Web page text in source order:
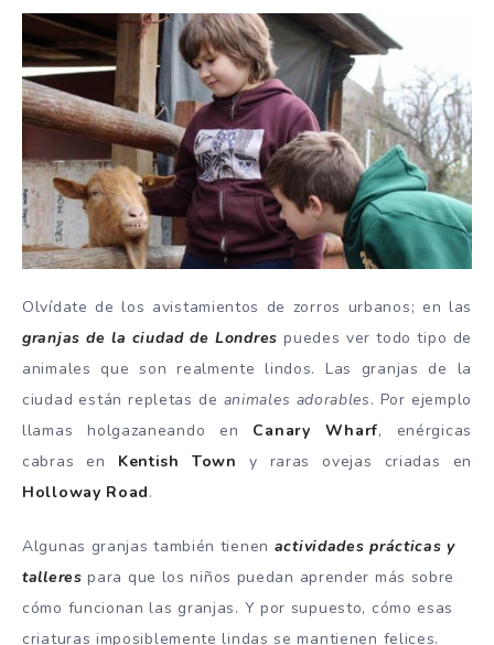
Olvídate de los avistamientos de zorros urbanos; en las
granjas de la ciudad de Londres puedes ver todo tipo de
animales que son realmente lindos. Las granjas de la
ciudad están repletas de animales adorables. Por ejemplo
llamas holgazaneando en Canary Wharf, enérgicas
cabras en Kentish Town y raras ovejas criadas en
Holloway Road.
Algunas granjas también tienen actividades prácticas y
talleres para que los niños puedan aprender más sobre
cómo funcionan las granjas. Y por supuesto, cómo esas
criaturas imposiblemente lindas se mantienen felices.